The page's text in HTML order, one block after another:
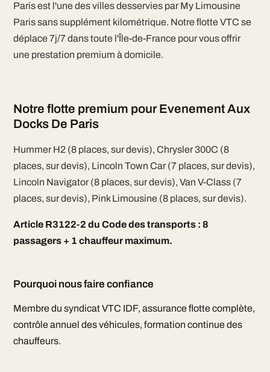
Paris est l'une des villes desservies par My Limousine
Paris sans supplément kilométrique. Notre flotte VTC se
déplace 7j/7 dans toute l'Île-de-France pour vous offrir
une prestation premium à domicile.
Notre flotte premium pour Evenement Aux
Docks De Paris
Hummer H2 (8 places, sur devis), Chrysler 300C (8
places, sur devis), Lincoln Town Car (7 places, sur devis),
Lincoln Navigator (8 places, sur devis), Van V-Class (7
places, sur devis), Pink Limousine (8 places, sur devis).
Article R3122-2 du Code des transports : 8
passagers + 1 chauffeur maximum.
Pourquoi nous faire confiance
Membre du syndicat VTC IDF, assurance flotte complète,
contrôle annuel des véhicules, formation continue des
chauffeurs.